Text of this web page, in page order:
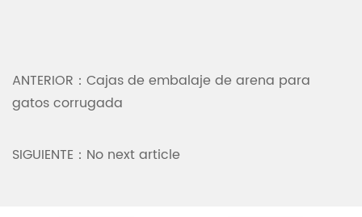
ANTERIOR：Cajas de embalaje de arena para
gatos corrugada
SIGUIENTE：No next article